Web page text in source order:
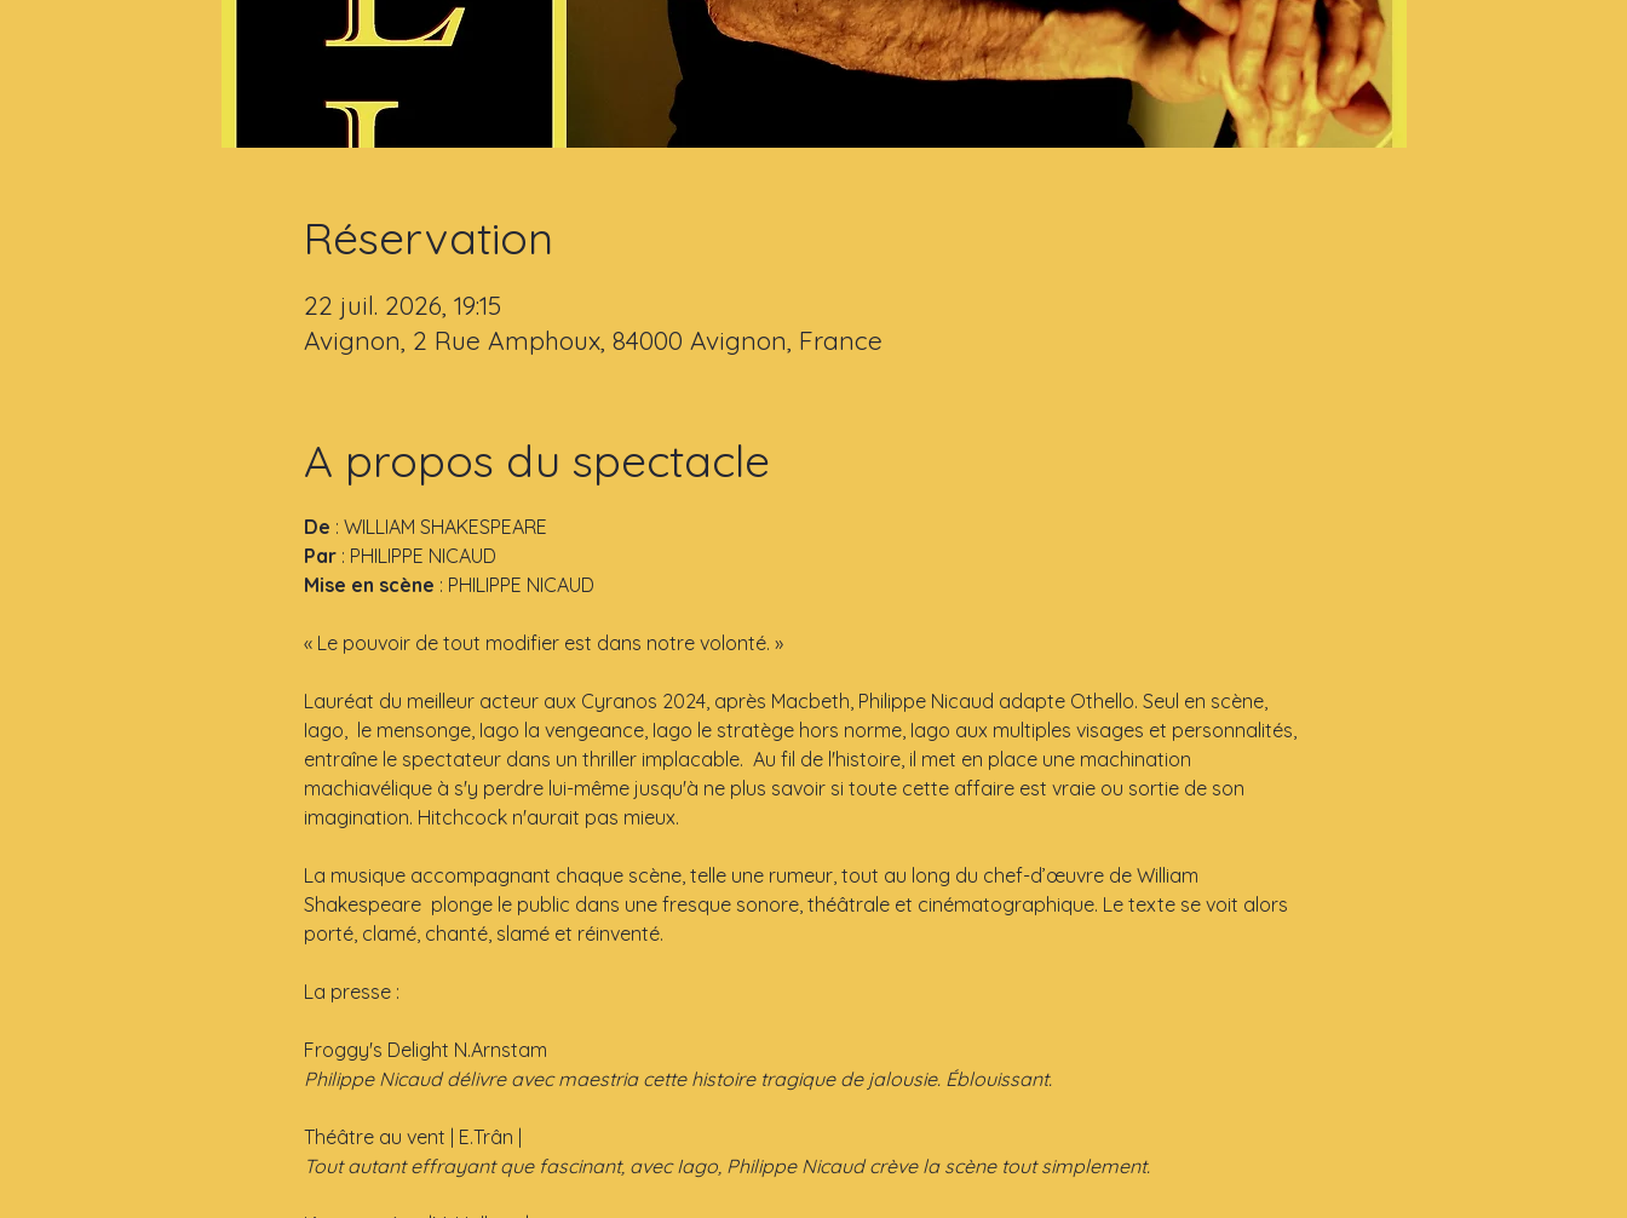
Réservation
22 juil. 2026, 19:15
Avignon, 2 Rue Amphoux, 84000 Avignon, France
A propos du spectacle
De : WILLIAM SHAKESPEARE
Par : PHILIPPE NICAUD
Mise en scène : PHILIPPE NICAUD
« Le pouvoir de tout modifier est dans notre volonté. »
Lauréat du meilleur acteur aux Cyranos 2024, après Macbeth, Philippe Nicaud adapte Othello. Seul en scène,
Iago,  le mensonge, Iago la vengeance, Iago le stratège hors norme, Iago aux multiples visages et personnalités,
entraîne le spectateur dans un thriller implacable.  Au fil de l'histoire, il met en place une machination
machiavélique à s'y perdre lui-même jusqu'à ne plus savoir si toute cette affaire est vraie ou sortie de son
imagination. Hitchcock n'aurait pas mieux.
La musique accompagnant chaque scène, telle une rumeur, tout au long du chef-d’œuvre de William
Shakespeare  plonge le public dans une fresque sonore, théâtrale et cinématographique. Le texte se voit alors
porté, clamé, chanté, slamé et réinventé.
La presse :
Froggy's Delight N.Arnstam
Philippe Nicaud délivre avec maestria cette histoire tragique de jalousie. Éblouissant.
Théâtre au vent | E.Trân |
Tout autant effrayant que fascinant, avec Iago, Philippe Nicaud crève la scène tout simplement.